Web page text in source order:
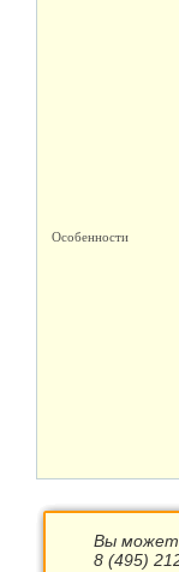
Особенности
Вы
8 (495)